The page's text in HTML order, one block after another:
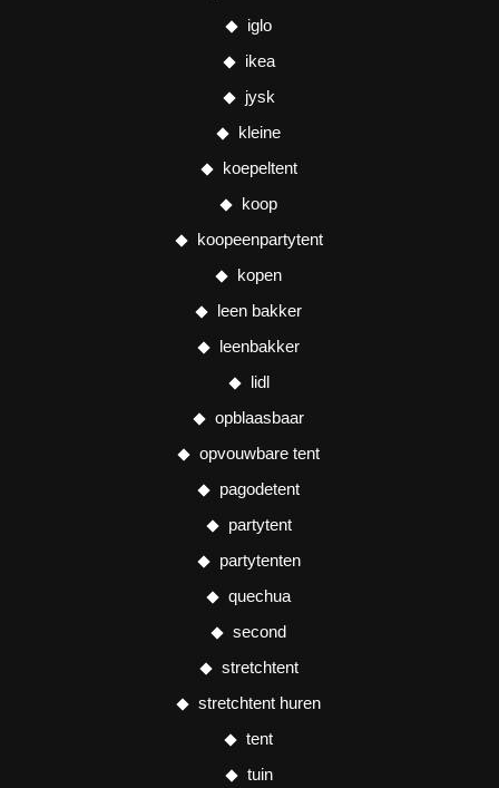
iglo
ikea
jysk
kleine
koepeltent
koop
koopeenpartytent
kopen
leen bakker
leenbakker
lidl
opblaasbaar
opvouwbare tent
pagodetent
partytent
partytenten
quechua
second
stretchtent
stretchtent huren
tent
tuin